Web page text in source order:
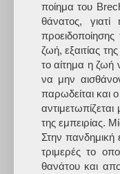
ποίημα του
θάνατος,
ζωή, εξαιτίας
το αίτημα η ζωή
να μην
παρωδείται και
της εμπειρίας.
Στην πανδημική
τριμερές το
θανάτου και